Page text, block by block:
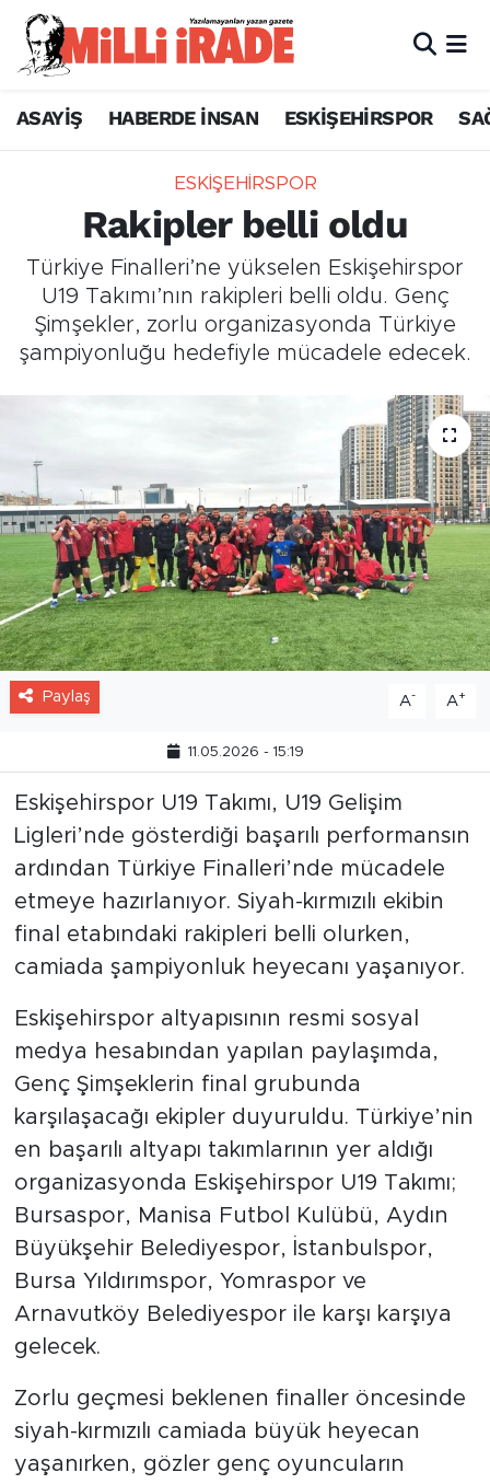
ASAYİŞ HABERDE İNSAN ESKİŞEHİRSPOR
ESKİŞEHİRSPOR
Rakipler belli oldu
Türkiye Finalleri’ne yükselen Eskişehirspor
U19 Takımı’nın rakipleri belli oldu. Genç
Şimşekler, zorlu organizasyonda Türkiye
şampiyonluğu hedefiyle mücadele edecek.
Paylaş A- A+
11.05.2026 - 15:19
Eskişehirspor U19 Takımı, U19 Gelişim
Ligleri’nde gösterdiği başarılı performansın
ardından Türkiye Finalleri’nde mücadele
etmeye hazırlanıyor. Siyah-kırmızılı ekibin
final etabındaki rakipleri belli olurken,
camiada şampiyonluk heyecanı yaşanıyor.
Eskişehirspor altyapısının resmi sosyal
medya hesabından yapılan paylaşımda,
Genç Şimşeklerin final grubunda
karşılaşacağı ekipler duyuruldu. Türkiye’nin
en başarılı altyapı takımlarının yer aldığı
organizasyonda Eskişehirspor U19 Takımı;
Bursaspor, Manisa Futbol Kulübü, Aydın
Büyükşehir Belediyespor, İstanbulspor,
Bursa Yıldırımspor, Yomraspor ve
Arnavutköy Belediyespor ile karşı karşıya
gelecek.
Zorlu geçmesi beklenen finaller öncesinde
siyah-kırmızılı camiada büyük heyecan
yaşanırken, gözler genç oyuncuların